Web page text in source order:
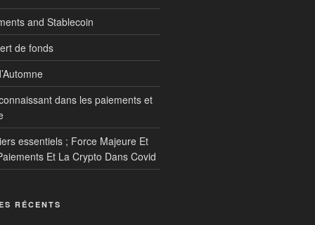
and Stablecoin
de fonds
dans les paiements et
essentiels ; Force Majeure Et
Et La Crypto Dans Covid
RÉCENTS